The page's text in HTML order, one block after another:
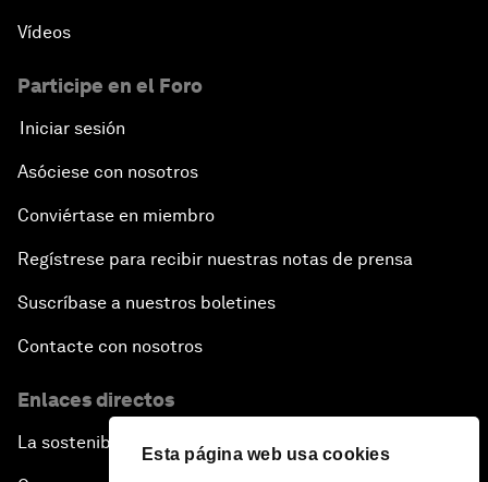
Esta página web usa cookies
Vídeos
Participe en el Foro
Iniciar sesión
Asóciese con nosotros
Conviértase en miembro
Regístrese para recibir nuestras notas de prensa
Suscríbase a nuestros boletines
Contacte con nosotros
Enlaces directos
La sostenibilidad en el Foro